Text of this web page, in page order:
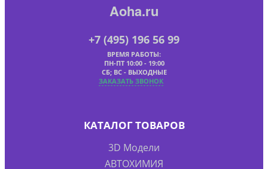
Aoha.ru
+7 (495) 196 56 99
ВРЕМЯ РАБОТЫ:
ПН-ПТ 10:00 - 19:00
СБ; ВС - ВЫХОДНЫЕ
ЗАКАЗАТЬ ЗВОНОК
КАТАЛОГ ТОВАРОВ
3D Модели
АВТОХИМИЯ